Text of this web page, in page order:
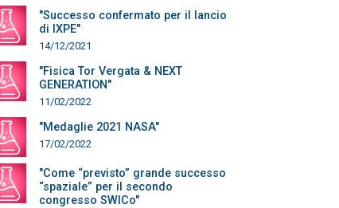
"Successo confermato per il lancio
di IXPE"
14/12/2021
"Fisica Tor Vergata & NEXT
GENERATION"
11/02/2022
"Medaglie 2021 NASA"
17/02/2022
"Come “previsto” grande successo
“spaziale” per il secondo
congresso SWICo"